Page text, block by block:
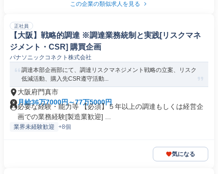
この企業の類似求人を見る
正社員
【大阪】戦略的調達 ※調達業務統制と実践[リスクマネ
ジメント・CSR] 購買企画
パナソニックコネクト株式会社
調達本部企画部にて、調達リスクマネジメント戦略の立案、リスク
低減活動、購入先CSR遵守活動...
大阪府門真市
月給36万7000円～77万5000円
必要な経験・能力等 【必須】５年以上の調達もしくは経営企
画での業務経験[製造業歓迎] ...
業界未経験歓迎 +8個
気になる